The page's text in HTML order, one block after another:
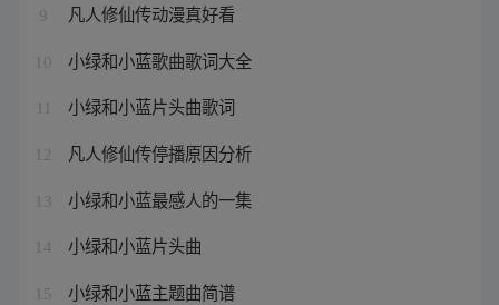
9 凡人修仙传动漫真好看
10 小绿和小蓝歌曲歌词大全
小绿和小蓝片头曲歌词
12 凡人修仙传停播原因分析
13 小绿和小蓝最感人的一集
14 小绿和小蓝片头曲
15 小绿和小蓝主题曲简谱